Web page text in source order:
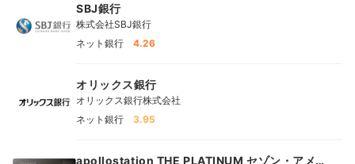
SBJ銀行
株式会社SBJ銀行
ネット銀行
4.26
オリックス銀行
オリックス銀行株式会社
ネット銀行
3.95
apollostation THE PLATINUM セゾン・アメリ